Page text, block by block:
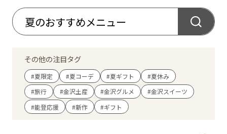
あんと西
レストラン・カフェ
ショップニュース
その他の注目タグ
#夏限定 #夏コーデ #夏ギフト
#夏休み
#旅行
#金沢土産 #金沢グルメ
#金沢スイーツ
#能登応援
#新作 #ギフト